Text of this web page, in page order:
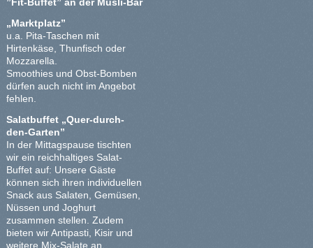
”Fit-Buffet” an der Müsli-Bar
„Marktplatz”
u.a. Pita-Taschen mit
Hirtenkäse, Thunfisch oder
Mozzarella.
Smoothies und Obst-Bomben
dürfen auch nicht im Angebot
fehlen.
Salatbuffet „Quer-durch-
den-Garten”
In der Mittagspause tischten
wir ein reichhaltiges Salat-
Buffet auf: Unsere Gäste
können sich ihren individuellen
Snack aus Salaten, Gemüsen,
Nüssen und Joghurt
zusammen stellen. Zudem
bieten wir Antipasti, Kisir und
weitere Mix-Salate an.